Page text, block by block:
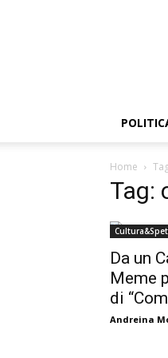
Home
Tag:
Da un
Meme
di
Andreina